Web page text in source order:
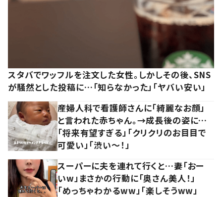
スタバでワッフルを注文した女性。しかしその後、SNS
が騒然とした投稿に…「知らなかった」「ヤバい安い」
産婦人科で看護師さんに「綺麗なお顔」
と言われた赤ちゃん。→成長後の姿に…
「将来有望すぎる」「クリクリのお目目で
可愛い」「渋い～！」
スーパーに夫を連れて行くと…妻「おー
いw」まさかの行動に「奥さん美人！」
「めっちゃわかるww」「楽しそうww」